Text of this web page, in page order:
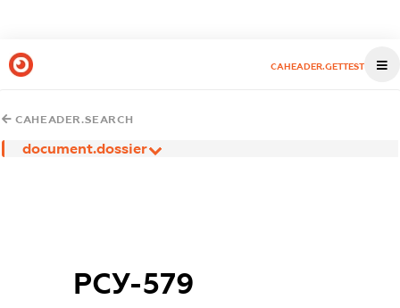
CAHEADER.GETTEST
CAHEADER.SEARCH
document.dossier
РСУ-579